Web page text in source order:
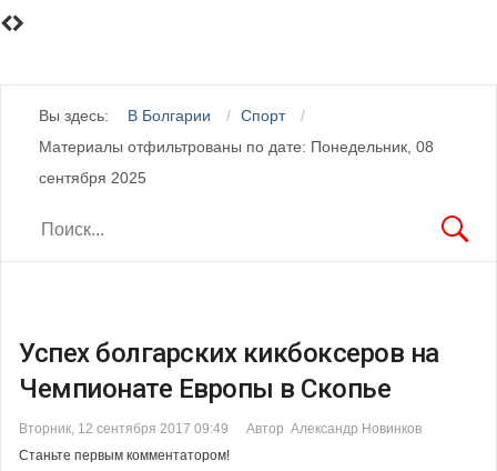
Вы здесь: В Болгарии
Спорт
Материалы отфильтрованы по дате: Понедельник, 08
сентября 2025
Успех болгарских кикбоксеров на
Чемпионате Европы в Скопье
Вторник, 12 сентября 2017 09:49
Автор Александр Новинков
Станьте первым комментатором!